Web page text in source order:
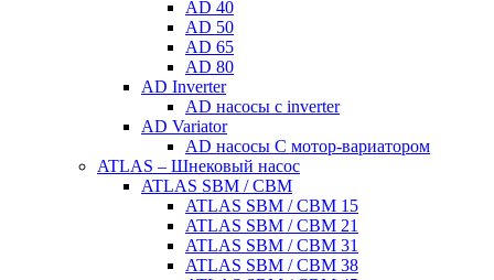
AD 40
AD 50
AD 65
AD 80
AD Inverter
AD насосы с inverter
AD Variator
AD насосы С мотор-вариатором
ATLAS – Шнековый насос
ATLAS SBM / CBM
ATLAS SBM / CBM 15
ATLAS SBM / CBM 21
ATLAS SBM / CBM 31
ATLAS SBM / CBM 38